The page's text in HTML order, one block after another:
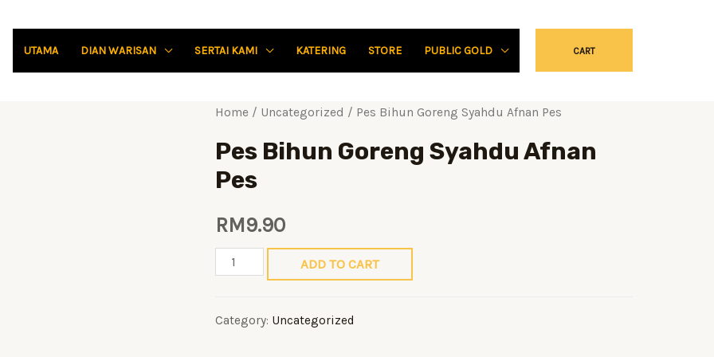
UTAMA DIAN WARISAN SERTAI KAMI KATERING STORE PUBLIC GOLD CART
Home / Uncategorized / Pes Bihun Goreng Syahdu Afnan Pes
Pes Bihun Goreng Syahdu Afnan
Pes
RM9.90
Pes
Syahdu
ADD TO CART
Category: Uncategorized